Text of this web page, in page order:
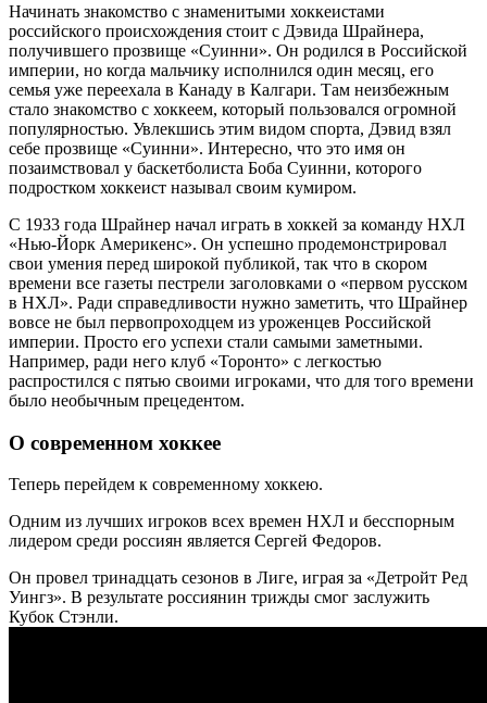
Начинать знакомство с знаменитыми хоккеистами
российского происхождения стоит с Дэвида Шрайнера,
получившего прозвище «Суинни». Он родился в Российской
империи, но когда мальчику исполнился один месяц, его
семья уже переехала в Канаду в Калгари. Там неизбежным
стало знакомство с хоккеем, который пользовался огромной
популярностью. Увлекшись этим видом спорта, Дэвид взял
себе прозвище «Суинни». Интересно, что это имя он
позаимствовал у баскетболиста Боба Суинни, которого
подростком хоккеист называл своим кумиром.
С 1933 года Шрайнер начал играть в хоккей за команду НХЛ
«Нью-Йорк Америкенс». Он успешно продемонстрировал
свои умения перед широкой публикой, так что в скором
времени все газеты пестрели заголовками о «первом русском
в НХЛ». Ради справедливости нужно заметить, что Шрайнер
вовсе не был первопроходцем из уроженцев Российской
империи. Просто его успехи стали самыми заметными.
Например, ради него клуб «Торонто» с легкостью
распростился с пятью своими игроками, что для того времени
было необычным прецедентом.
О современном хоккее
Теперь перейдем к современному хоккею.
Одним из лучших игроков всех времен НХЛ и бесспорным
лидером среди россиян является Сергей Федоров.
Он провел тринадцать сезонов в Лиге, играя за «Детройт Ред
Уингз». В результате россиянин трижды смог заслужить
Кубок Стэнли.